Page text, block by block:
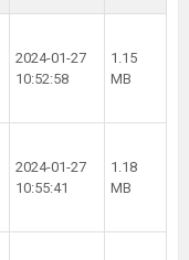
2024-01-27
10:52:58
1.15
MB
2024-01-27
10:55:41
1.18
MB